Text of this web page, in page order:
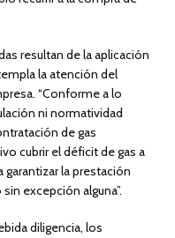
resultan de la aplicación
la atención del
“Conforme a lo
ni normatividad
de gas
cubrir el déficit de gas a
la prestación
excepción alguna”.
diligencia, los